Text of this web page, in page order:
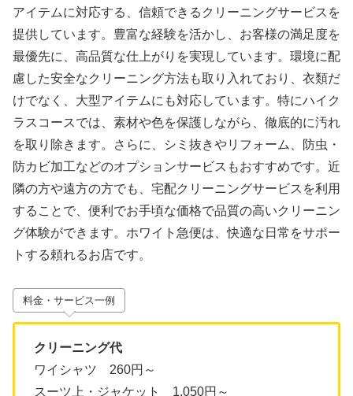
アイテムに対応する、信頼できるクリーニングサービスを
提供しています。豊富な経験を活かし、お客様の満足度を
最優先に、高品質な仕上がりを実現しています。環境に配
慮した安全なクリーニング方法も取り入れており、衣類だ
けでなく、大型アイテムにも対応しています。特にハイク
ラスコースでは、素材や色を保護しながら、徹底的に汚れ
を取り除きます。さらに、シミ抜きやリフォーム、防虫・
防カビ加工などのオプションサービスもおすすめです。近
隣の方や遠方の方でも、宅配クリーニングサービスを利用
することで、便利でお手頃な価格で品質の高いクリーニン
グ体験ができます。ホワイト急便は、快適な日常をサポー
トする頼れるお店です。
料金・サービス一例
クリーニング代
ワイシャツ 260円～
スーツ上・ジャケット 1,050円～